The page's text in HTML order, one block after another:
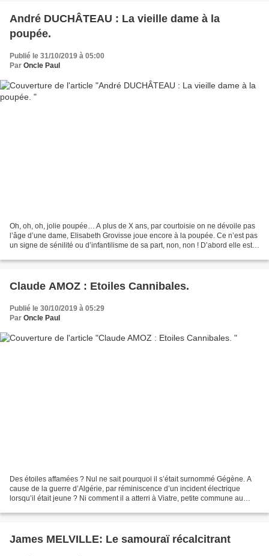
André DUCHÂTEAU : La vieille dame à la
poupée.
Publié le 31/10/2019 à 05:00
Par Oncle Paul
Oh, oh, oh, jolie poupée… A plus de X ans, par courtoisie on ne dévoile pas
l’âge d’une dame, Elisabeth Grovisse joue encore à la poupée. Ce n’est pas
un signe de sénilité ou d’infantilisme de sa part, non, non ! D’abord elle est
Claude AMOZ : Etoiles Cannibales.
Publié le 30/10/2019 à 05:29
Par Oncle Paul
Des étoiles affamées ? Nul ne sait pourquoi il s’était surnommé Gégène. A
cause de la guerre d’Algérie, par réminiscence d’un incident électrique
lorsqu’il était jeune ? Ni comment il a atterri à Viatre, petite commune au
James MELVILLE: Le samouraï récalcitrant